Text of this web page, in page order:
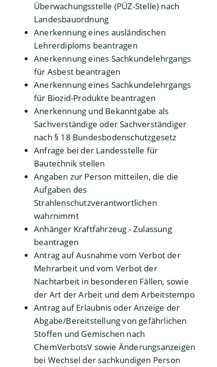
Überwachungsstelle (PÜZ-Stelle) nach
Landesbauordnung
Anerkennung eines ausländischen
Lehrerdiploms beantragen
Anerkennung eines Sachkundelehrgangs
für Asbest beantragen
Anerkennung eines Sachkundelehrgangs
für Biozid-Produkte beantragen
Anerkennung und Bekanntgabe als
Sachverständige oder Sachverständiger
nach § 18 Bundesbodenschutzgesetz
Anfrage bei der Landesstelle für
Bautechnik stellen
Angaben zur Person mitteilen, die die
Aufgaben des
Strahlenschutzverantwortlichen
wahrnimmt
Anhänger Kraftfahrzeug - Zulassung
beantragen
Antrag auf Ausnahme vom Verbot der
Mehrarbeit und vom Verbot der
Nachtarbeit in besonderen Fällen, sowie
der Art der Arbeit und dem Arbeitstempo
Antrag auf Erlaubnis oder Anzeige der
Abgabe/Bereitstellung von gefährlichen
Stoffen und Gemischen nach
ChemVerbotsV sowie Änderungsanzeigen
bei Wechsel der sachkundigen Person